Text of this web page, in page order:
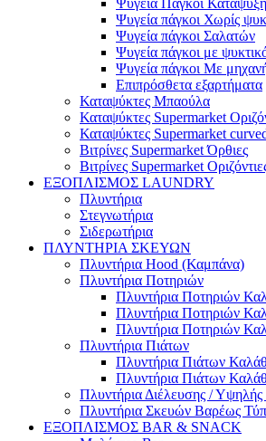
Ψυγεία πάγκοι Χωρίς
Ψυγεία πάγκοι Σαλατών
Ψυγεία πάγκοι με
Ψυγεία πάγκοι Με
Επιπρόσθετα εξαρτήματα
Καταψύκτες Μπαούλα
Καταψύκτες Supermarket
Καταψύκτες Supermarket
Βιτρίνες Supermarket Όρθιες
Βιτρίνες Supermarket
ΕΞΟΠΛΙΣΜΟΣ LAUNDRY
Πλυντήρια
Στεγνωτήρια
Σιδερωτήρια
ΠΛΥΝΤΗΡΙΑ ΣΚΕΥΩΝ
Πλυντήρια Hood (Καμπάνα)
Πλυντήρια Ποτηριών
Πλυντήρια Ποτηριών
Πλυντήρια Ποτηριών
Πλυντήρια Ποτηριών
Πλυντήρια Πιάτων
Πλυντήρια Πιάτων
Πλυντήρια Πιάτων
Πλυντήρια Διέλευσης /
Πλυντήρια Σκευών Βαρέως
ΕΞΟΠΛΙΣΜΟΣ BAR & SNACK